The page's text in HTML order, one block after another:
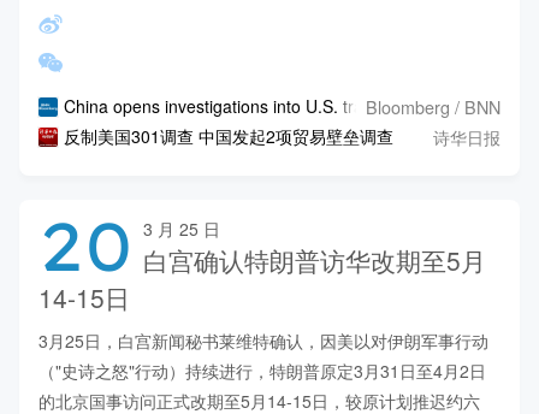
China opens investigations into U.S. trade practices in
Bloomberg / BNN
反制美国301调查 中国发起2项贸易壁垒调查 诗华日报
20 3 月 25 日
白宫确认特朗普访华改期至5月
14-15日
3月25日，白宫新闻秘书莱维特确认，因美以对伊朗军事行动
（"史诗之怒"行动）持续进行，特朗普原定3月31日至4月2日
的北京国事访问正式改期至5月14-15日，较原计划推迟约六